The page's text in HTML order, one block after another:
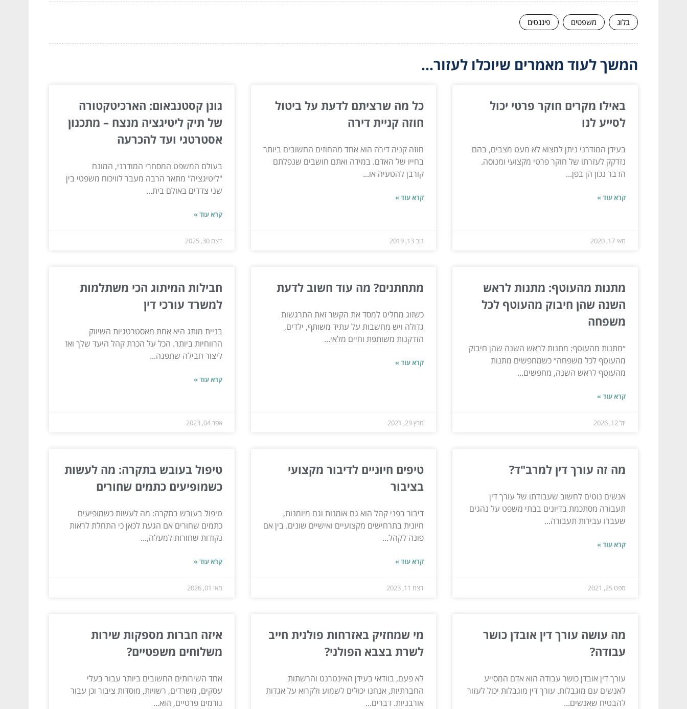
בלוג משפטים פיננסים
המשך לעוד מאמרים שיוכלו לעזור...
באילו מקרים חוקר פרטי יכול
לסייע לנו
בעידן המודרני ניתן למצוא לא מעט מצבים, בהם
נזדקק לעזרתו של חוקר פרטי מקצועי ומנוסה.
הדבר נכון הן בפן...
קרא עוד »
מאי 17, 2020
כל מה שרציתם לדעת על ביטול
חוזה קניית דירה
חוזה קניה דירה הוא אחד מהחוזים החשובים ביותר
בחייו של האדם. במידה ואתם חושבים שנפלתם
קורבן להטעיה או...
קרא עוד »
נוב 13, 2019
גונן קסטנבאום: הארכיטקטורה
של תיק ליטיגציה מנצח – מתכנון
אסטרטגי ועד להכרעה
בעולם המשפט המסחרי המודרני, המונח
"ליטיגציה" מתאר הרבה מעבר לוויכוח משפטי בין
שני צדדים באולם בית...
קרא עוד »
דצמ 30, 2025
מתנות מהעוטף: מתנות לראש
השנה שהן חיבוק מהעוטף לכל
משפחה
״מתנות מהעוטף: מתנות לראש השנה שהן חיבוק
מהעוטף לכל משפחה״ כשמחפשים מתנות
מהעוטף לראש השנה, מחפשים...
קרא עוד »
יול 12, 2026
מתחתנים? מה עוד חשוב לדעת
כשזוג מחליט למסד את הקשר זאת התרגשות
גדולה ויש מחשבות על עתיד משותף, ילדים,
הזדקנות משותפת וחיים מלאי...
קרא עוד »
מרץ 29, 2021
חבילות המיתוג הכי משתלמות
למשרד עורכי דין
בניית מותג היא אחת מאסטרטגיות השיווק
הרווחיות ביותר. הכל על הכרת קהל היעד שלך ואז
ליצור חבילה שתפנה...
קרא עוד »
אפר 04, 2023
מה זה עורך דין למרב"ד?
אנשים נוטים לחשוב שעבודתו של עורך דין
תעבורה מסתכמת בדיונים בבתי משפט על נהגים
שעברו עבירות תעבורה...
קרא עוד »
ספט 25, 2021
טיפים חיוניים לדיבור מקצועי
בציבור
דיבור בפני קהל הוא גם אומנות וגם מיומנות,
חיונית בתרחישים מקצועיים ואישיים שונים. בין אם
פונה לקהל...
קרא עוד »
דצמ 11, 2023
טיפול בעובש בתקרה: מה לעשות
כשמופיעים כתמים שחורים
טיפול בעובש בתקרה: מה לעשות כשמופיעים
כתמים שחורים אם הגעת לכאן כי התחלת לראות
נקודות שחורות למעלה,...
קרא עוד »
מאי 01, 2026
מה עושה עורך דין אובדן כושר
עבודה?
עורך דין אובדן כושר עבודה הוא אדם המסייע
לאנשים עם מוגבלות. עורך דין מוגבלות יכול לעזור
להבטיח שאנשים...
מי שמחזיק באזרחות פולנית חייב
לשרת בצבא הפולני?
לא פעם, בוודאי בעידן האינטרנט והרשתות
החברתיות, אנחנו יכולים לשמוע ולקרוא על אגדות
אורבניות. דברים...
איזה חברות מספקות שירות
משלוחים משפטיים?
אחד השירותים החשובים ביותר עבור בעלי
עסקים, משרדים, רשויות, מוסדות ציבור וכן עבור
גורמים פרטיים, הוא...